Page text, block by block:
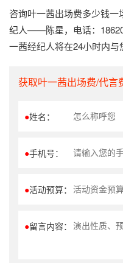
咨询叶一茜出场费多少钱
纪人——陈星，电话：
一茜经纪人将在24小时内与
获取叶一茜出场费/代言
●姓名：
●手机号：
●活动预算：
●留言内容：